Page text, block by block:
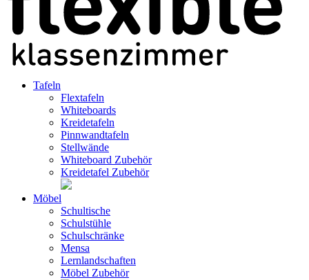
Tafeln
Flextafeln
Whiteboards
Kreidetafeln
Pinnwandtafeln
Stellwände
Whiteboard Zubehör
Kreidetafel Zubehör
Möbel
Schultische
Schulstühle
Schulschränke
Mensa
Lernlandschaften
Möbel Zubehör